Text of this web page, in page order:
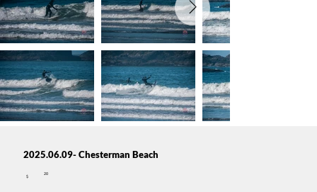
2025.06.09- Chesterman Beach
$
20